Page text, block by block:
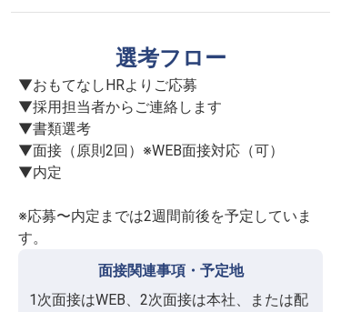
選考フロー
▼おもてなしHRよりご応募
▼採用担当者からご連絡します
▼書類選考
▼面接（原則2回）※WEB面接対応（可）
▼内定
※応募〜内定までは2週間前後を予定していま
す。
面接関連事項・予定地
1次面接はWEB、2次面接は本社、または配